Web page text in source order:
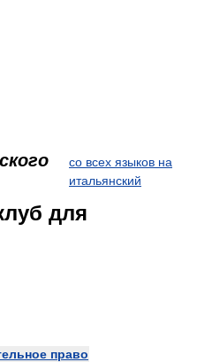
со всех языков на
итальянский
для
право